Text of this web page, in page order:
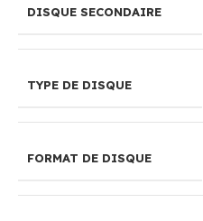
DISQUE SECONDAIRE
TYPE DE DISQUE
FORMAT DE DISQUE